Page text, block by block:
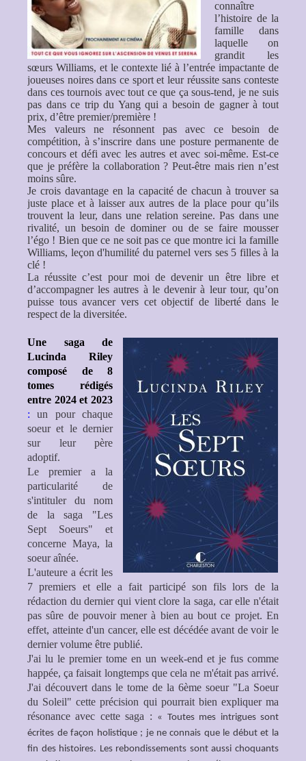
connaître
l’histoire de la
famille dans
laquelle on
grandit les
sœurs Williams, et le contexte lié à l’entrée impactante de
joueuses noires dans ce sport et leur réussite sans conteste
dans ces tournois avec tout ce que ça sous-tend, je ne suis
pas dans ce trip du Yang qui a besoin de gagner à tout
prix, d’être premier/première !
Mes valeurs ne résonnent pas avec ce besoin de
compétition, à s’inscrire dans une posture permanente de
concours et défi avec les autres et avec soi-même. Est-ce
que je préfère la collaboration ? Peut-être mais rien n’est
moins sûre.
Je crois davantage en la capacité de chacun à trouver sa
juste place et à laisser aux autres de la place pour qu’ils
trouvent la leur, dans une relation sereine. Pas dans une
rivalité, un besoin de dominer ou de se faire mousser
l’égo ! Bien que ce ne soit pas ce que montre ici la famille
Williams, leçon d'humilité du paternel vers ses 5 filles à la
clé !
La réussite c’est pour moi de devenir un être libre et
d’accompagner les autres à le devenir à leur tour, qu’on
puisse tous avancer vers cet objectif de liberté dans le
respect de la diversitée.
Une saga de
Lucinda Riley
composé de 8
tomes rédigés
entre 2024 et 2023
: un pour chaque
soeur et le dernier
sur leur père
adoptif.
Le premier a la
particularité de
s'intituler du nom
de la saga "Les
Sept Soeurs" et
concerne Maya, la
soeur aînée.
L'auteure a écrit les
7 premiers et elle a fait participé son fils lors de la
rédaction du dernier qui vient clore la saga, car elle n'était
pas sûre de pouvoir mener à bien au bout ce projet. En
effet, atteinte d'un cancer, elle est décédée avant de voir le
dernier volume être publié.
J'ai lu le premier tome en un week-end et je fus comme
happée, ça faisait longtemps que cela ne m'était pas arrivé.
J'ai découvert dans le tome de la 6ème soeur "La Soeur
du Soleil" cette précision qui pourrait bien expliquer ma
résonance avec cette saga : « Toutes mes intrigues sont
écrites de façon holistique ; je ne connais que le début et la
fin des histoires. Les rebondissements sont aussi choquants